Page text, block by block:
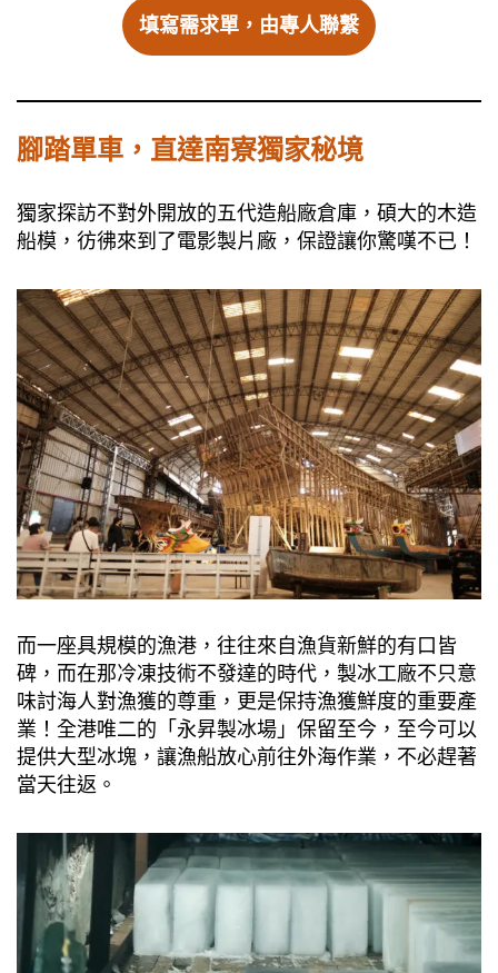
填寫需求單，由專人聯繫
腳踏單車，直達南寮獨家秘境
獨家探訪不對外開放的五代造船廠倉庫，碩大的木造
船模，彷彿來到了電影製片廠，保證讓你驚嘆不已！
而一座具規模的漁港，往往來自漁貨新鮮的有口皆
碑，而在那冷凍技術不發達的時代，製冰工廠不只意
味討海人對漁獲的尊重，更是保持漁獲鮮度的重要產
業！全港唯二的「永昇製冰場」保留至今，至今可以
提供大型冰塊，讓漁船放心前往外海作業，不必趕著
當天往返。